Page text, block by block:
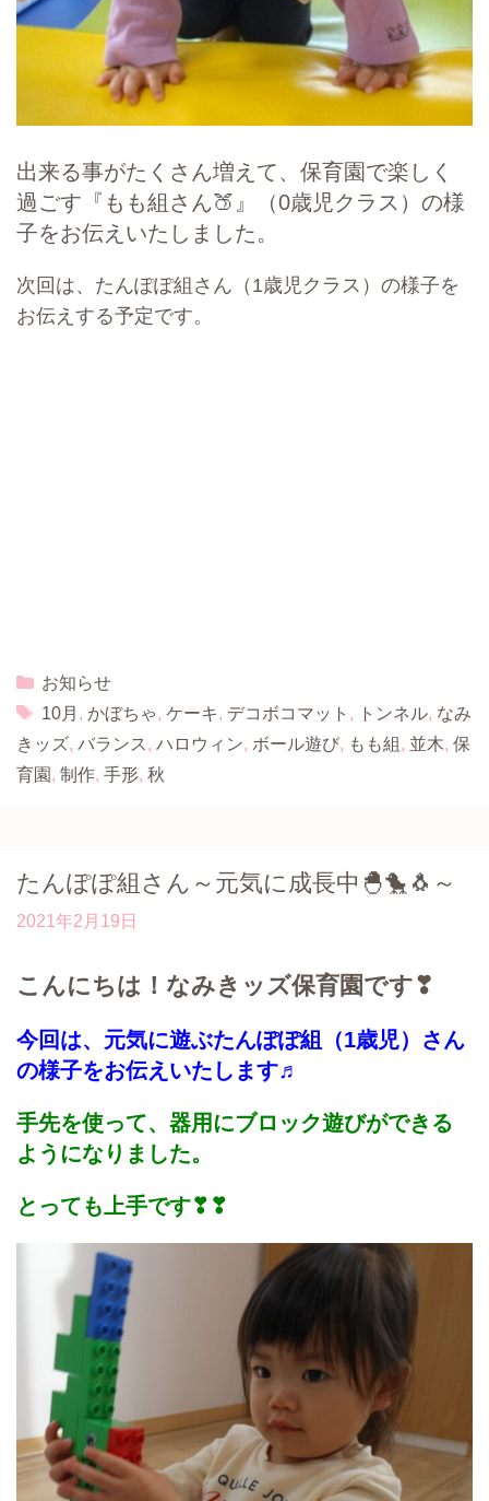
出来る事がたくさん増えて、保育園で楽しく
過ごす『もも組さん🍑』（0歳児クラス）の様
子をお伝えいたしました。
次回は、たんぽぽ組さん（1歳児クラス）の様子を
お伝えする予定です。
Categories
お知らせ
Tags
10月 , かぼちゃ, ケーキ, デコボコマット , トンネル, なみ
きッズ, バランス , ハロウィン, ボール遊び, もも組 , 並木, 保
育園 , 制作, 手形, 秋
たんぽぽ組さん～元気に成長中🐣🐤🐧～
2021年2月19日
こんにちは！なみきッズ保育園です❣
今回は、元気に遊ぶたんぽぽ組（1歳児）さん
の様子をお伝えいたします♬
手先を使って、器用にブロック遊びができる
ようになりました。
とっても上手です❣❣